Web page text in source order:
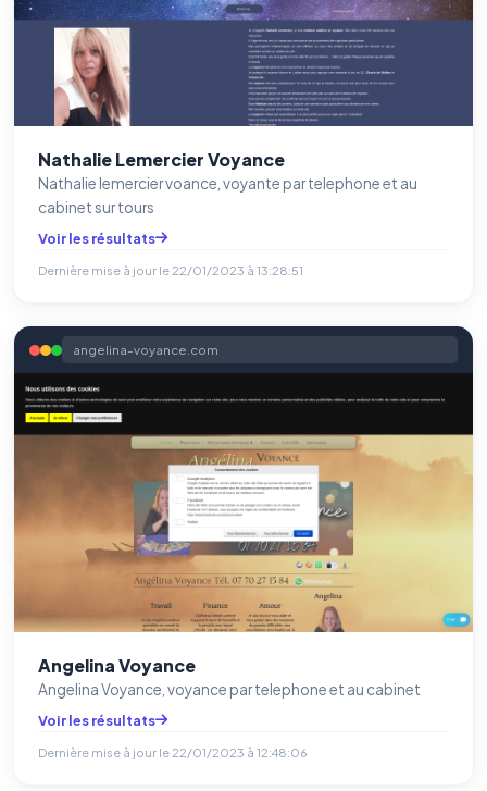
Nathalie Lemercier Voyance
Nathalie lemercier voance, voyante par telephone et au
cabinet sur tours
Voir les résultats
Dernière mise à jour le 22/01/2023 à 13:28:51
angelina-voyance.com
Angelina Voyance
Angelina Voyance, voyance par telephone et au cabinet
Voir les résultats
Dernière mise à jour le 22/01/2023 à 12:48:06